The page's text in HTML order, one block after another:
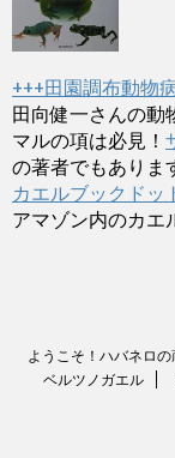
+++田園調布動物
田向健一さんの動
マルの項は必見！
の著者でもありま
カエルブックドッ
アマゾン内のカエ
ようこそ！ハバネロの
ベルツノガエル